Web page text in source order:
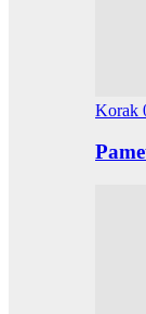
Korak